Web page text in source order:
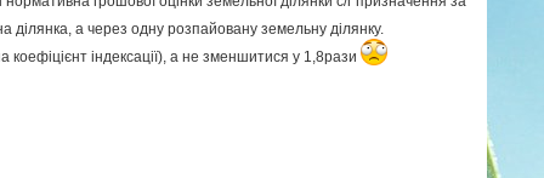
ділянка, а через одну розпайовану земельну ділянку.
індексації), а не зменшитися у 1,8рази